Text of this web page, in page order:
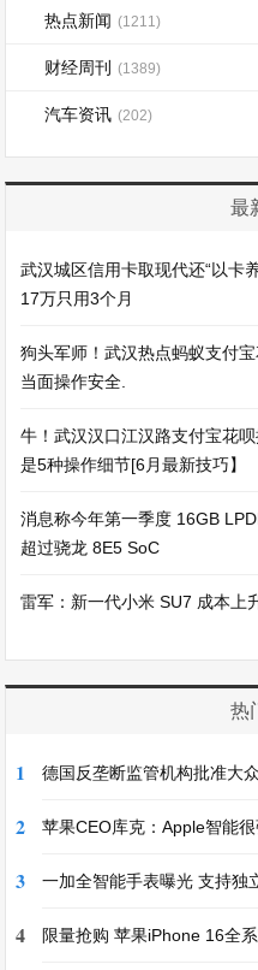
热点新闻 (1211)
财经周刊 (1389)
汽车资讯 (202)
最
武汉城区信用卡取现代还“以卡
17万只用3个月
狗头军师！武汉热点蚂蚁支付
当面操作安全.
牛！武汉汉口江汉路支付宝花
是5种操作细节[6月最新技巧】
消息称今年第一季度 16GB
超过骁龙 8E5 SoC
雷军：新一代小米 SU7 成本上
热
1 德国反垄断监管机构批准大
2 苹果CEO库克：Apple智能
3 一加全智能手表曝光 支持独
4 限量抢购 苹果iPhone 16全